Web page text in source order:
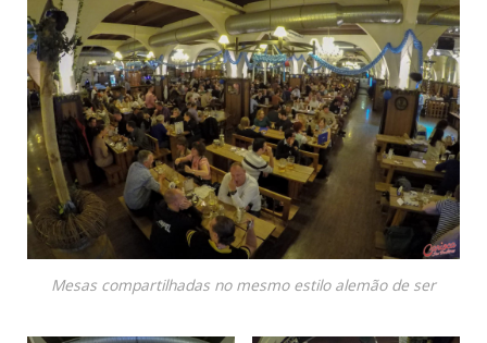
Mesas compartilhadas no mesmo estilo alemão de ser